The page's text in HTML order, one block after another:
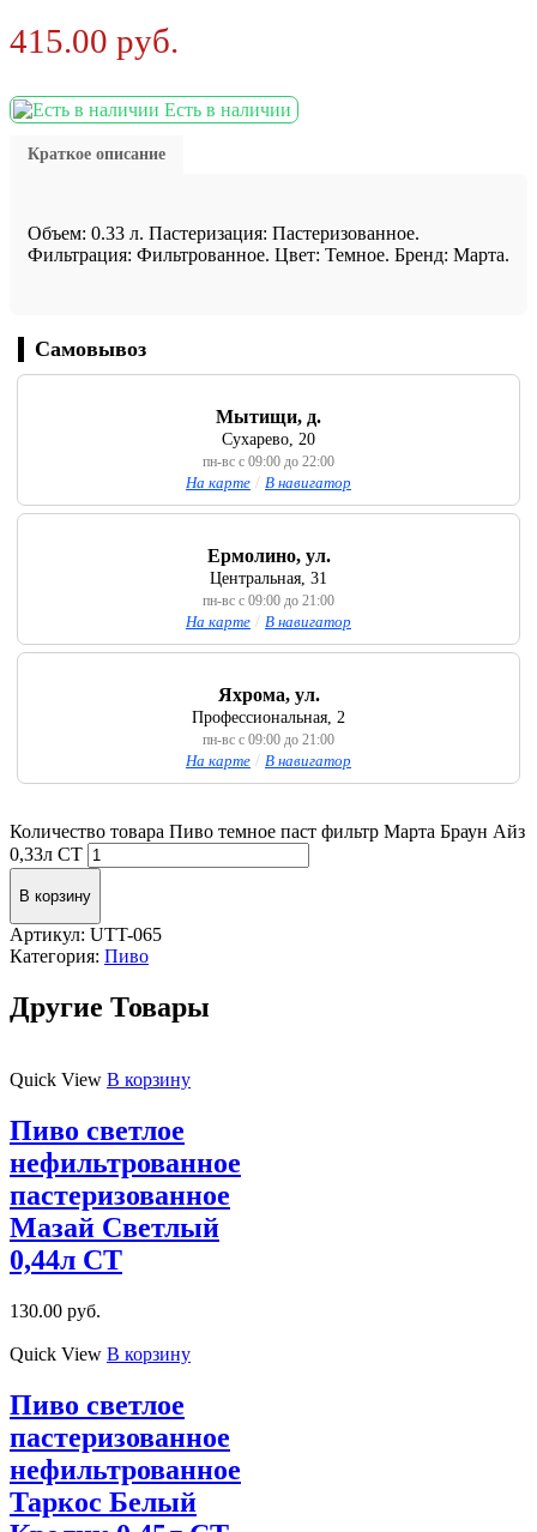
415.00 руб.
Есть в наличии
Краткое описание
Объем: 0.33 л. Пастеризация: Пастеризованное.
Фильтрация: Фильтрованное. Цвет: Темное. Бренд: Марта.
Самовывоз
Мытищи, д.
Сухарево, 20
пн-вс с 09:00 до 22:00
На карте / В навигатор
Ермолино, ул.
Центральная, 31
пн-вс с 09:00 до 21:00
На карте / В навигатор
Яхрома, ул.
Профессиональная, 2
пн-вс с 09:00 до 21:00
На карте / В навигатор
Количество товара Пиво темное паст фильтр Марта Браун Айз
0,33л СТ
В корзину
Артикул: UTT-065
Категория: Пиво
Другие Товары
Quick View В корзину
Пиво светлое
нефильтрованное
пастеризованное
Мазай Светлый
0,44л СТ
130.00 руб.
Quick View В корзину
Пиво светлое
пастеризованное
нефильтрованное
Таркос Белый